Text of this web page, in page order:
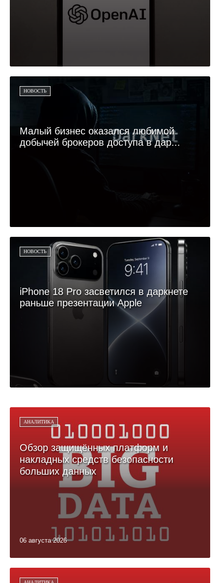
НОВОСТЬ
Малый бизнес оказался любимой
добычей брокеров доступа в дар...
НОВОСТЬ
iPhone 18 Pro засветился в даркнете
раньше презентации Apple
АНАЛИТИКА
Обзор защищённых платформ и
накладных средств безопасности
больших данных
06 августа 2026